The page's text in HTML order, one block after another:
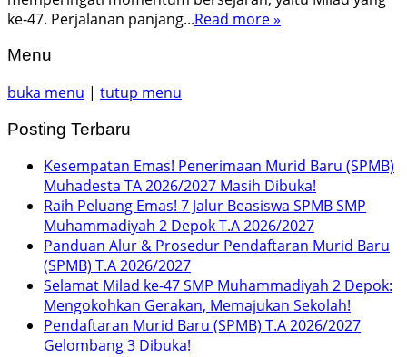
ke-47. Perjalanan panjang...Read more »
Menu
buka menu | tutup menu
Posting Terbaru
Kesempatan Emas! Penerimaan Murid Baru (SPMB)
Muhadesta TA 2026/2027 Masih Dibuka!
Raih Peluang Emas! 7 Jalur Beasiswa SPMB SMP
Muhammadiyah 2 Depok T.A 2026/2027
Panduan Alur & Prosedur Pendaftaran Murid Baru
(SPMB) T.A 2026/2027
Selamat Milad ke-47 SMP Muhammadiyah 2 Depok:
Mengokohkan Gerakan, Memajukan Sekolah!
Pendaftaran Murid Baru (SPMB) T.A 2026/2027
Gelombang 3 Dibuka!